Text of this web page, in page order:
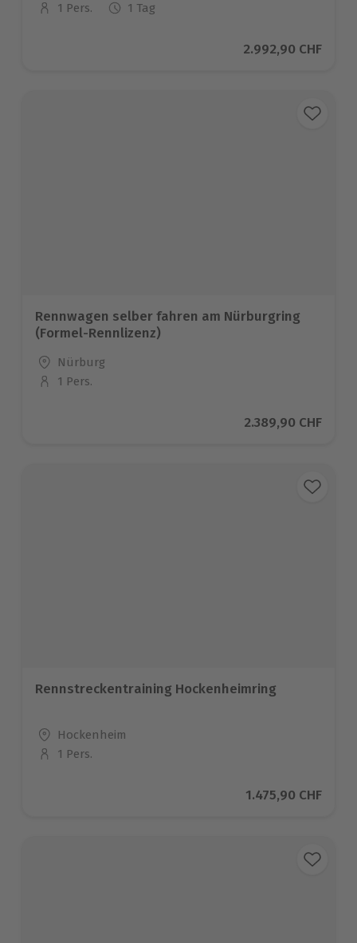
Anzahl der Teilnehmer
1 Pers. 1 Tag
Aktueller Preis
2.992,90 CHF
Rennwagen selber fahren am Nürburgring
(Formel-Rennlizenz)
Standort
Nürburg
Anzahl der Teilnehmer
1 Pers.
Aktueller Preis
2.389,90 CHF
Rennstreckentraining Hockenheimring
Standort
Hockenheim
Anzahl der Teilnehmer
1 Pers.
Aktueller Preis
1.475,90 CHF